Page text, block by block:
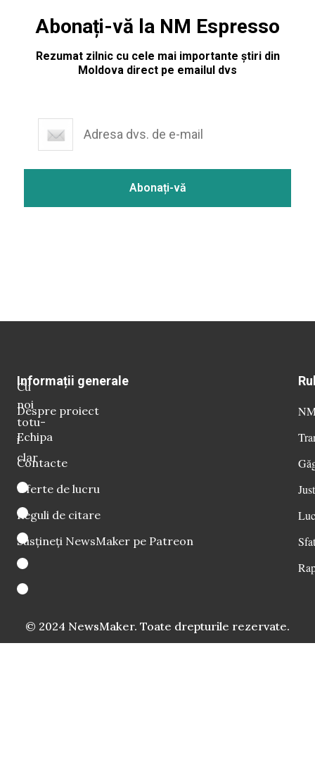
Abonați-vă la NM Espresso
Rezumat zilnic cu cele mai importante știri din
Moldova direct pe emailul dvs
Cu
noi
totu-
i
clar
Informații generale
Despre proiect
Echipa
Contacte
Oferte de lucru
Reguli de citare
Susțineți NewsMaker pe Patreon
© 2024 NewsMaker. Toate drepturile rezervate.